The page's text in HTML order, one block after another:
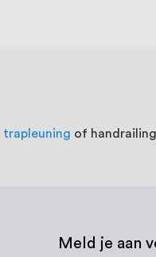
trapleuning of
Meld je aan